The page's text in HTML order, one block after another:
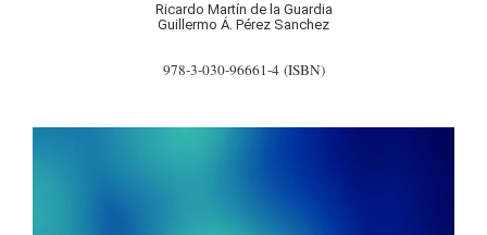
Ricardo Martín de la Guardia
Guillermo Á. Pérez Sanchez
978-3-030-96661-4(ISBN)